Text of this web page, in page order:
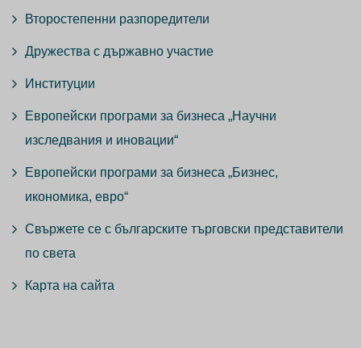
Второстепенни разпоредители
Дружества с държавно участие
Институции
Европейски програми за бизнеса „Научни
изследвания и иновации“
Европейски програми за бизнеса „Бизнес,
икономика, евро“
Свържете се с българските търговски представители
по света
Карта на сайта